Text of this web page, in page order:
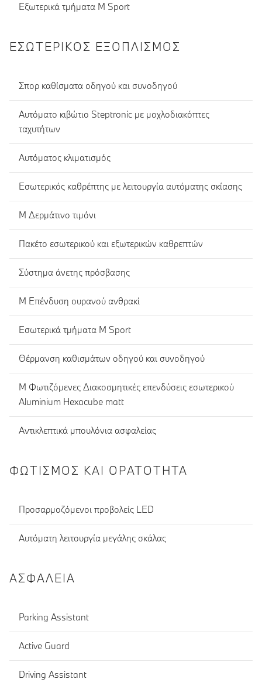
Εξωτερικά τμήματα M Sport
ΕΣΩΤΕΡΙΚΌΣ ΕΞΟΠΛΙΣΜΌΣ
Σπορ καθίσματα οδηγού και συνοδηγού
Αυτόματο κιβώτιο Steptronic με μοχλοδιακόπτες
ταχυτήτων
Αυτόματος κλιματισμός
Εσωτερικός καθρέπτης με λειτουργία αυτόματης σκίασης
Μ Δερμάτινο τιμόνι
Πακέτο εσωτερικού και εξωτερικών καθρεπτών
Σύστημα άνετης πρόσβασης
M Eπένδυση ουρανού ανθρακί
Εσωτερικά τμήματα M Sport
Θέρμανση καθισμάτων οδηγού και συνοδηγού
M Φωτιζόμενες Διακοσμητικές επενδύσεις εσωτερικού
Aluminium Hexacube matt
Αντικλεπτικά μπουλόνια ασφαλείας
ΦΩΤΙΣΜΌΣ ΚΑΙ ΟΡΑΤΌΤΗΤΑ
Προσαρμοζόμενοι προβολείς LED
Αυτόματη λειτουργία μεγάλης σκάλας
ΑΣΦΆΛΕΙΑ
Parking Assistant
Active Guard
Driving Assistant